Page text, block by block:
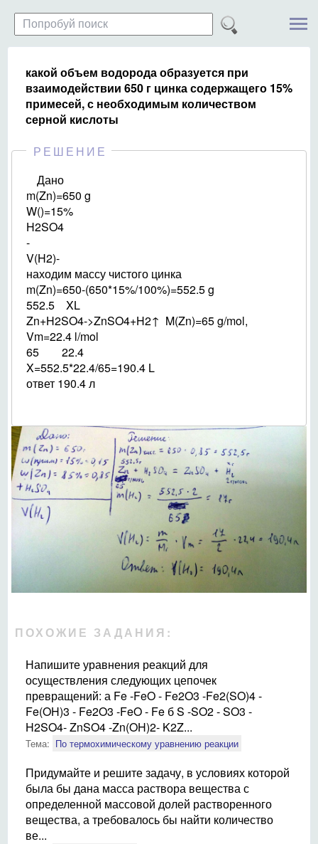
какой объем водорода образуется при
взаимодействии 650 г цинка содержащего 15%
примесей, с необходимым количеством
серной кислоты
РЕШЕНИЕ
Дано
m(Zn)=650 g
W()=15%
H2SO4
-
V(H2)-
находим массу чистого цинка
m(Zn)=650-(650*15%/100%)=552.5 g
552.5 XL
Zn+H2SO4->ZnSO4+H2↑ M(Zn)=65 g/mol,
Vm=22.4 l/mol
65 22.4
X=552.5*22.4/65=190.4 L
ответ 190.4 л
ПОХОЖИЕ ЗАДАНИЯ:
Напишите уравнения реакций для
осуществления следующих цепочек
превращений: а Fe -FeO - Fe2O3 -Fe2(SO)4 -
Fe(OH)3 - Fe2O3 -FeO - Fe б S -SO2 - SO3 -
H2SO4- ZnSO4 -Zn(OH)2- K2Z...
Тема: По термохимическому уравнению реакции
Придумайте и решите задачу, в условиях которой
была бы дана масса раствора вещества с
определенной массовой долей растворенного
вещества, а требовалось бы найти количество
ве...